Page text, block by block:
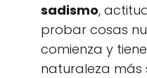
sadismo,
probar cosas
comienza y
naturaleza más